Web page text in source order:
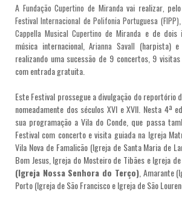
A Fundação Cupertino de Mirandavai realizar,
Festival Internacional de Polifonia Portuguesa (FIPP)
Cappella Musical Cupertino de Miranda e de dois
música internacional,Arianna Savall (harpista) e
realizando uma sucessão de 9 concertos, 9
com entrada gratuita.
Este Festival prossegue a divulgação do reportório
nomeadamente dos séculos XVI e XVII. Nesta 4ª
sua programação a Vila do Conde, que passa
Festival com concerto e visita guiada na Igreja
Vila Nova de Famalicão (Igreja de Santa Maria de
Bom Jesus, Igreja do Mosteiro de Tibães e Igreja
(Igreja Nossa Senhora do Terço), Amarante
Porto (Igreja de São Francisco e Igreja de São